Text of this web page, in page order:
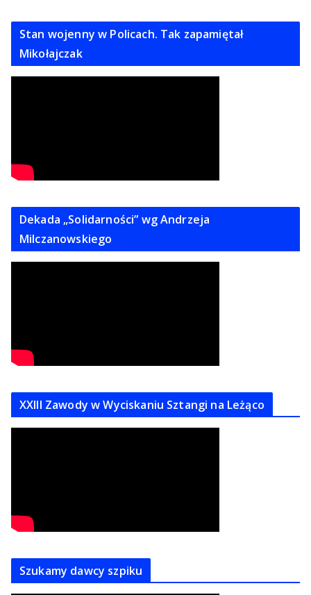
Stan wojenny w Policach. Tak zapamiętał
Mikołajczak
Dekada „Solidarności” wg Andrzeja
Milczanowskiego
XXIII Zawody w Wyciskaniu Sztangi na Leżąco
Szukamy dawcy szpiku